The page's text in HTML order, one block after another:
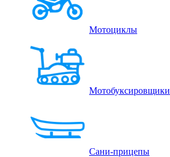
Мотоциклы
Мотобуксировщики
Сани-прицепы